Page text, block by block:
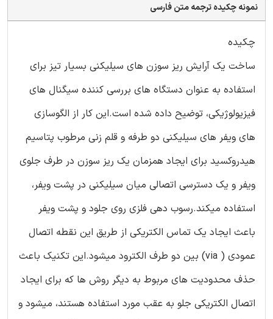
نمونه چکیده ترجمه متن فارسی
چکیده
ساخت یک آرایش ریز سوزن های سیلیکنی بسیار تیز برای
استفاده به عنوان دستگاه های بررسی کننده سیگنال های
فیزیولوژیکی، توضیح داده شده است.این کار از الگوسازی
های ویفر های سیلیکنی دو طرفه و قلم زنی مرطوب پتاسیم
هیدروکسید برای ایجاد همزمان یک ریز سوزن در طرف جلوی
ویفر و یک دسترسی اتصالی میان سیلیکنی در پشت ویفر،
استفاده میکند.رسوب دهی فلزی روی جلود و پشت ویفر
باعث ایجاد یک تماس الکتریکی از طریق این نقطه اتصال
عمودی ( via) بین دو طرف الکترود میشود.این تکنیک باعث
حذف محدودیت های مربوط به دیگر روش ها که برای ایجاد
اتصال الکتریکی جلو به عقب مورد استفاده هستند، میشود و